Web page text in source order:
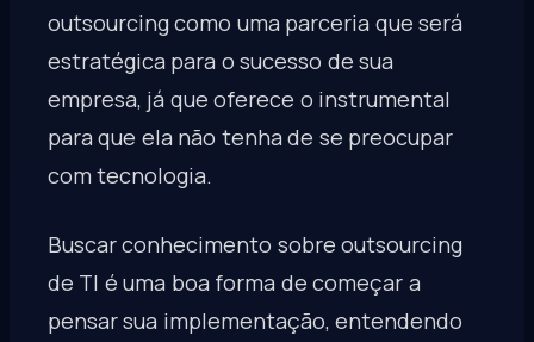
outsourcing como uma parceria que será
estratégica para o sucesso de sua
empresa, já que oferece o instrumental
para que ela não tenha de se preocupar
com tecnologia.
Buscar conhecimento sobre outsourcing
de TI é uma boa forma de começar a
pensar sua implementação, entendendo